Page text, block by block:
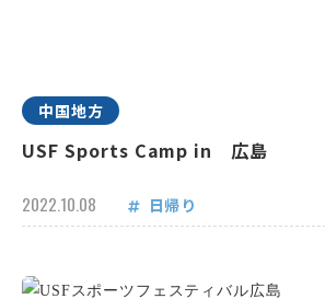
中国地方
USF Sports Camp in 広島
2022.10.08 日帰り